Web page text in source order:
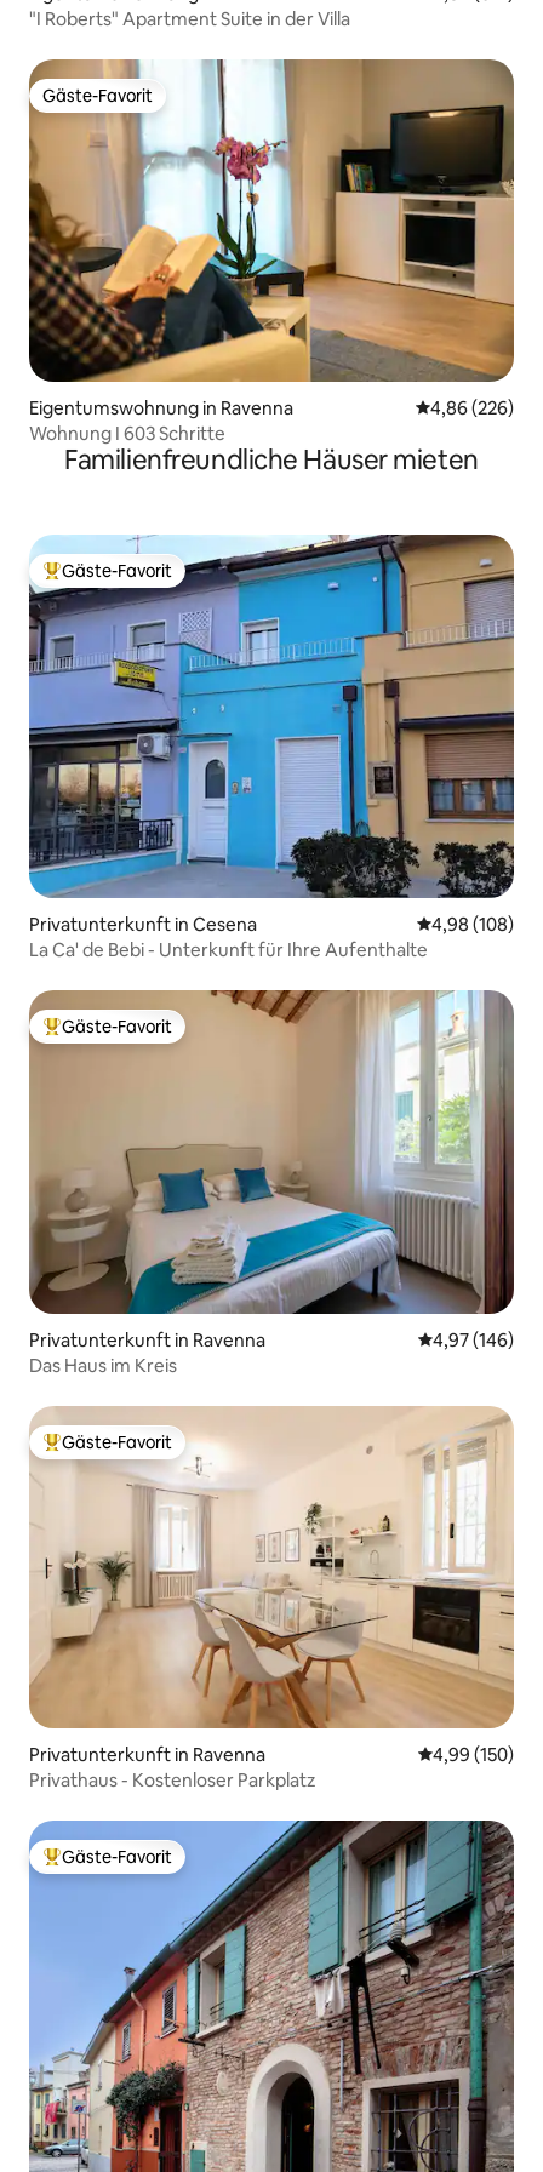
"I Roberts" Apartment Suite in der Villa
Gäste-Favorit
Gäste-Favorit
Eigentumswohnung in Ravenna
4,86 (226)
Wohnung I 603 Schritte
Familienfreundliche Häuser mieten
Beliebter Gäste-Favorit.
Gäste-Favorit
Privatunterkunft in Cesena
4,98 (108)
La Ca' de Bebi - Unterkunft für Ihre Aufenthalte
Beliebter Gäste-Favorit.
Gäste-Favorit
Privatunterkunft in Ravenna
4,97 (146)
Das Haus im Kreis
Beliebter Gäste-Favorit.
Gäste-Favorit
Privatunterkunft in Ravenna
4,99 (150)
Privathaus - Kostenloser Parkplatz
Beliebter Gäste-Favorit.
Gäste-Favorit